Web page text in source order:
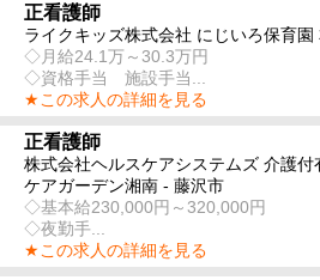
正看護師
ライクキッズ株式会社 にじいろ保育
◇月給24.1万～30.3万円
◇資格手当 施設手当...
★この求人の詳細を見る
正看護師
株式会社ヘルスケアシステムズ 介護
ケアガーデン湘南 - 藤沢市
◇基本給230,000円～320,000円
◇夜勤手...
★この求人の詳細を見る